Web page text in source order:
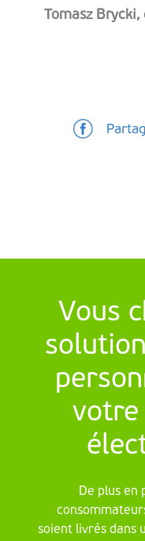
Tomasz
Vous
votre
De plus en
soient livrés dans